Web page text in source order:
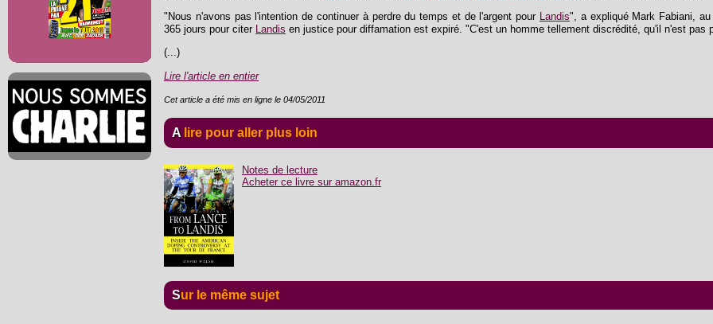
"Nous n'avons pas l'intention de continuer à perdre du temps et de l'argent pour
Landis", a expliqué Mark Fabiani,
365 jours pour citer
Landis en justice pour diffamation est expiré. "C'est un homme tellement discrédité, qu'il n'est pas
(...)
Lire l'article en entier
Cet article a été mis en ligne le 04/05/2011
A lire pour aller plus loin
Notes de lecture
Acheter ce livre sur amazon.fr
Sur le même sujet